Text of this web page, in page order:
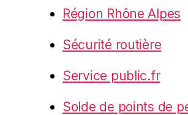
Région Rhône Alpes
Sécurité routière
Service public.fr
Solde de points de